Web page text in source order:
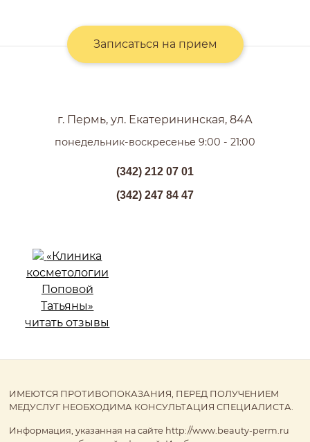
Записаться на прием
г. Пермь, ул. Екатерининская, 84А
понедельник-воскресенье 9:00 - 21:00
(342) 212 07 01
(342) 247 84 47
«Клиника
косметологии
Поповой
Татьяны»
читать отзывы
ИМЕЮТСЯ ПРОТИВОПОКАЗАНИЯ, ПЕРЕД ПОЛУЧЕНИЕМ
МЕДУСЛУГ НЕОБХОДИМА КОНСУЛЬТАЦИЯ СПЕЦИАЛИСТА.
Информация, указанная на сайте http://www.beauty-perm.ru